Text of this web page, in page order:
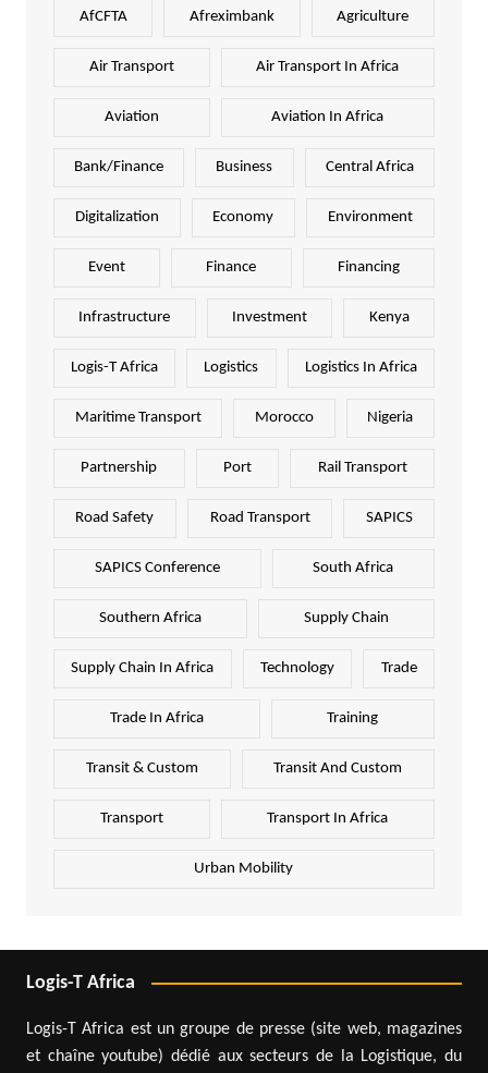
AfCFTA Afreximbank Agriculture
Air Transport Air Transport In Africa
Aviation Aviation In Africa
Bank/Finance Business Central Africa
Digitalization Economy Environment
Event Finance Financing
Infrastructure Investment Kenya
Logis-T Africa Logistics Logistics In Africa
Maritime Transport Morocco Nigeria
Partnership Port Rail Transport
Road Safety Road Transport SAPICS
SAPICS Conference South Africa
Southern Africa Supply Chain
Supply Chain In Africa Technology Trade
Trade In Africa Training
Transit & Custom Transit And Custom
Transport Transport In Africa
Urban Mobility
Logis-T Africa
Logis-T Africa est un groupe de presse (site web, magazines
et chaîne youtube) dédié aux secteurs de la Logistique, du